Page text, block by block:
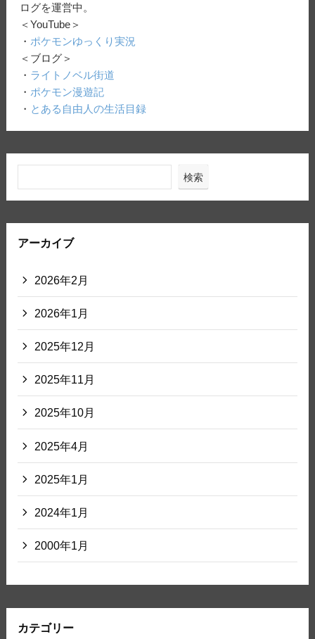
ログを運営中。
＜YouTube＞
・ ポケモンゆっくり実況
＜ブログ＞
・ ライトノベル街道
・ ポケモン漫遊記
・ とある自由人の生活目録
検索
アーカイブ
2026年2月
2026年1月
2025年12月
2025年11月
2025年10月
2025年4月
2025年1月
2024年1月
2000年1月
カテゴリー